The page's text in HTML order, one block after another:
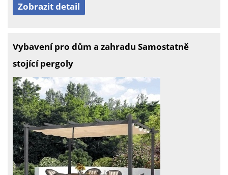
Zobrazit detail
Vybavení pro dům a zahradu Samostatně
stojící pergoly